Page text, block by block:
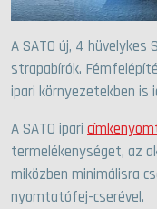
A SATO új, 4
strapabírók.
ipari környezetekben is
A SATO ipari
termelékenységet, az
miközben minimálisra
nyomtatófej-cserével.